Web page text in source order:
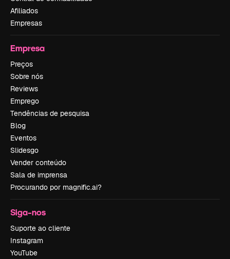
Afiliados
Empresas
Empresa
Preços
Sobre nós
Reviews
Emprego
Tendências de pesquisa
Blog
Eventos
Slidesgo
Vender conteúdo
Sala de imprensa
Procurando por magnific.ai?
Siga-nos
Suporte ao cliente
Instagram
YouTube